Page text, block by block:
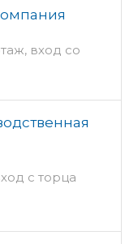
вход со
с торца